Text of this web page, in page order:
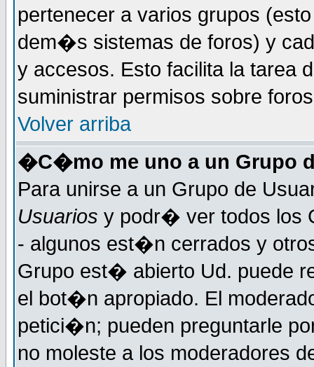
pertenecer a varios grupos
dem�s sistemas de foros) y
y accesos. Esto facilita la tarea
suministrar permisos sobre
Volver arriba
�C�mo me uno a un Grupo
Para unirse a un Grupo de
Usuarios y podr� ver todos los
- algunos est�n cerrados y
Grupo est� abierto Ud. puede
el bot�n apropiado. El
petici�n; pueden preguntarle
no moleste a los moderadores